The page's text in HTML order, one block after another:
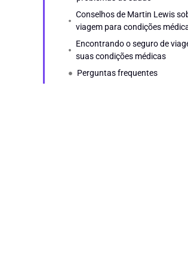
Conselhos de Martin Lewis
viagem para condições
Encontrando o seguro de
suas condições médicas
Perguntas frequentes